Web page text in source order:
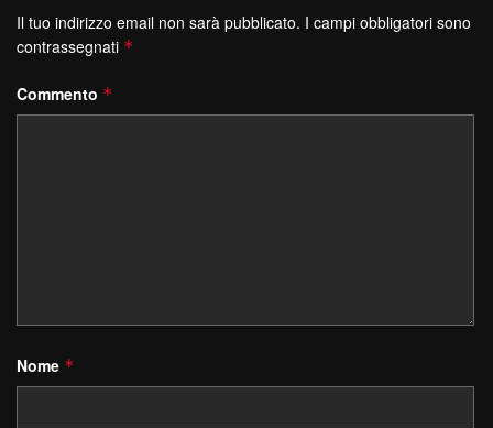
Il tuo indirizzo email non sarà pubblicato. I campi obbligatori sono
contrassegnati *
Commento *
Nome *